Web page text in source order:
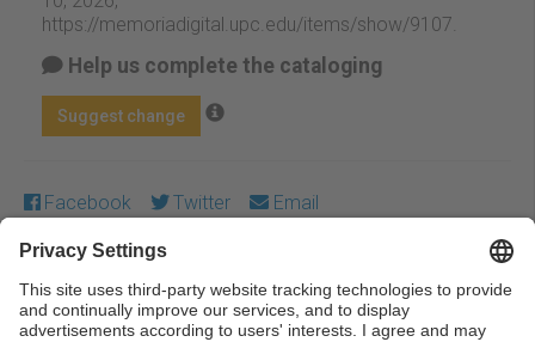
https://memoriadigital.upc.edu/items/show/9107
Help us complete the cataloging
Suggest change
Facebook Twitter Email
Except where otherwise noted, content on this work is